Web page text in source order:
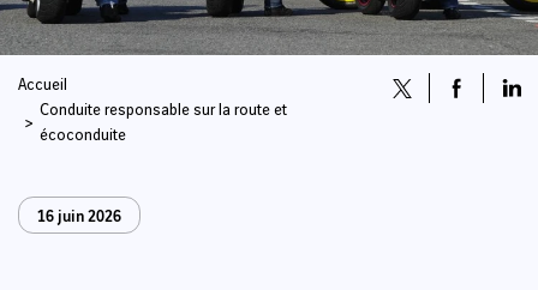
Accueil
Conduite responsable sur la route et
écoconduite
16 juin 2026